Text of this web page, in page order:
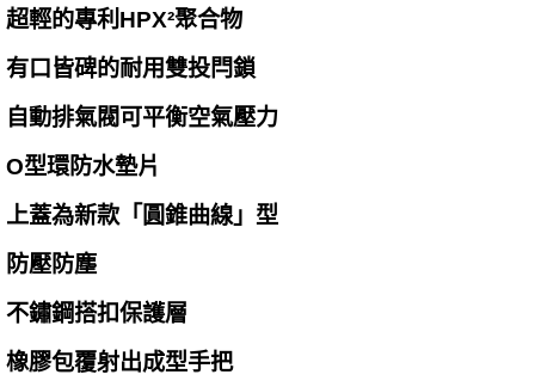
超輕的專利HPX²聚合物
有口皆碑的耐用雙投閂鎖
自動排氣閥可平衡空氣壓力
O型環防水墊片
上蓋為新款「圓錐曲線」型
防壓防塵
不鏽鋼搭扣保護層
橡膠包覆射出成型手把